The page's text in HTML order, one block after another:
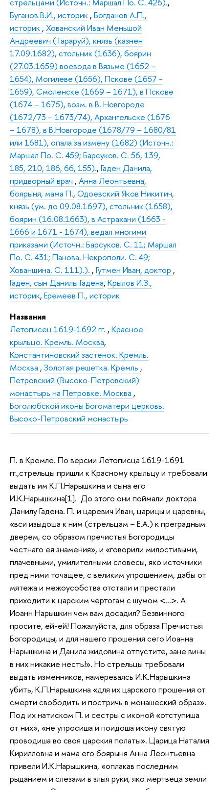
Буганов В.И., историк , Богданов А.П.,
историк , Хованский Иван Меньшой
Андреевич (Тараруй), князь (казнен
17.09.1682), стольник (1636), боярин
(27.03.1659) воевода в Вязьме (1652 –
1654), Могилеве (1656), Пскове (1657 -
1659), Смоленске (1669 – 1671), в Пскове
(1674 – 1675), возм. в В. Новгороде
(1672/73 – 1673/74), Архангельске (1676
– 1678), в В.Новгороде (1678/79 – 1680/81
или 1681), опала за измену (1682) (Источн.:
Маршал По. С. 459; Барсуков. С. 56, 139,
185, 210, 186, 66, 155)., Гаден Данила,
придворный врач , Анна Леонтьевна,
боярыня, мама П., Одоевский Яков Никитич,
князь (ум. до 09.08.1697), стольник (1658),
боярин (16.08.1663), в Астрахани (1663 -
1666 и 1671 - 1674), ведал многими
приказами (Источн.: Барсуков. С. 11; Маршал
По. С. 431; Панова. Некрополи. С. 49;
Хованщина. С. 111).). , Гутмен Иван, доктор ,
Гаден, сын Данилы Гадена, Крылов И.З.,
историк, Еремеев П., историк
Названия
Летописец 1619-1692 гг. , Красное
крыльцо. Кремль. Москва,
Константиновский застенок. Кремль.
Москва , Золотая решетка. Кремль ,
Петровский (Высоко-Петровский)
монастырь на Петровке. Москва ,
Боголюбской иконы Богоматери церковь.
Высоко-Петровский монастырь
П. в Кремле. По версии Летописца 1619-1691
гг.,стрельцы пришли к Красному крыльцу и требовали
выдать им К.П.Нарышкина и сына его
И.К.Нарышкина[1]. До этого они поймали доктора
Данилу Гадена. П. и царевич Иван, царицы и царевны,
«вси изыдоша к ним (стрельцам – Е.А.) к преградным
дверем, со образом пречистыя Богородицы
честнаго ея знамения», и «говорили милостивыми,
плачевными, умилителными словесы, яко источники
пред ними точащее, с великим упрошением, дабы от
мятежа и межоусобства отстали и престали
приходити к царским чертогам с шумом <…>. А
Иоанн Нарышкин чем вам досадил? Безвинного
просите, ей-ей! Пожалуйста, для образа Пречистыя
Богородицы, и для нашего прошения сего Иоанна
Нарышкина и Данила жидовина отпустите, зане вины
в них никакие несть!». Но стрельцы требовали
выдать изменников, намереваясь И.К.Нарышкина
убить, К.П.Нарышкина «для их царского прошения от
смерти свободить и постричь в монашеский образ».
Под их натиском П. и сестры с иконой «отступиша
от них», «не упросиша и поидоша икону святую
проводиша во своя царския полаты». Царица Наталия
Кирилловна и мама его боярыня Анна Леонтьевна
привели И.К.Нарышкина, «оплакав последним
рыданием и слезами в злыя руки, яко мертвеца земли